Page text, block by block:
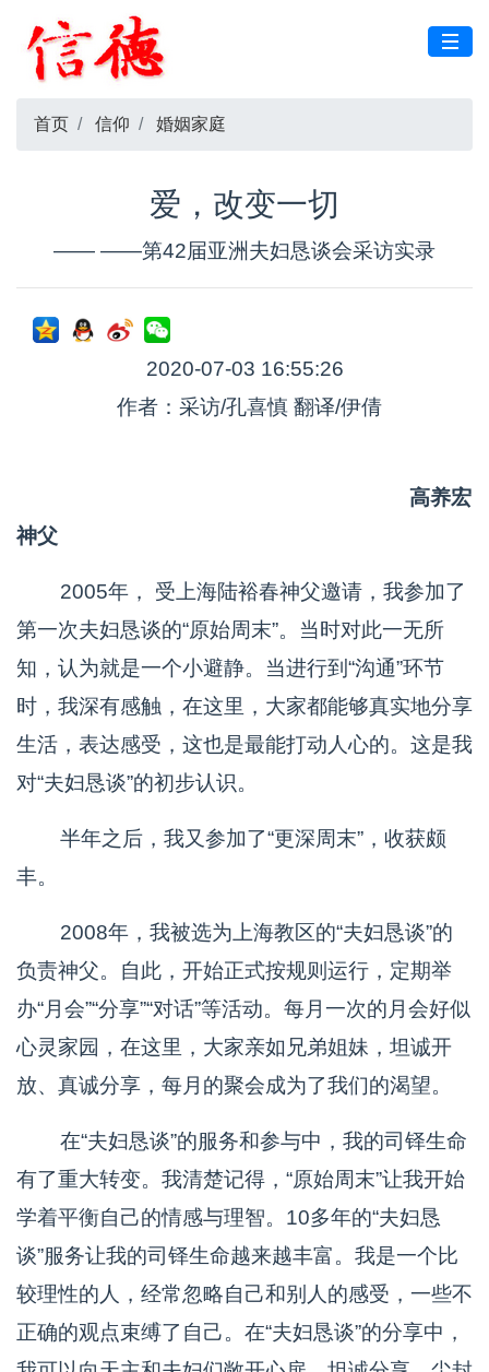
首页 信仰 婚姻家庭
爱，改变一切
—— ——第42届亚洲夫妇恳谈会采访实录
2020-07-03 16:55:26
作者：采访/孔喜慎 翻译/伊倩
高养宏
神父
2005年， 受上海陆裕春神父邀请，我参加了
第一次夫妇恳谈的“原始周末”。当时对此一无所
知，认为就是一个小避静。当进行到“沟通”环节
时，我深有感触，在这里，大家都能够真实地分享
生活，表达感受，这也是最能打动人心的。这是我
对“夫妇恳谈”的初步认识。
半年之后，我又参加了“更深周末”，收获颇
丰。
2008年，我被选为上海教区的“夫妇恳谈”的
负责神父。自此，开始正式按规则运行，定期举
办“月会”“分享”“对话”等活动。每月一次的月会好似
心灵家园，在这里，大家亲如兄弟姐妹，坦诚开
放、真诚分享，每月的聚会成为了我们的渴望。
在“夫妇恳谈”的服务和参与中，我的司铎生命
有了重大转变。我清楚记得，“原始周末”让我开始
学着平衡自己的情感与理智。10多年的“夫妇恳
谈”服务让我的司铎生命越来越丰富。我是一个比
较理性的人，经常忽略自己和别人的感受，一些不
正确的观点束缚了自己。在“夫妇恳谈”的分享中，